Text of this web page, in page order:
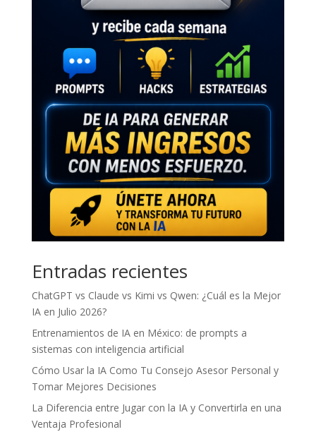
Entradas recientes
ChatGPT vs Claude vs Kimi vs Qwen: ¿Cuál es la Mejor
IA en Julio 2026?
Entrenamientos de IA en México: de prompts a
sistemas con inteligencia artificial
Cómo Usar la IA Como Tu Consejo Asesor Personal y
Tomar Mejores Decisiones
La Diferencia entre Jugar con la IA y Convertirla en una
Ventaja Profesional